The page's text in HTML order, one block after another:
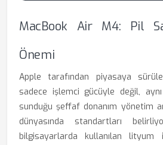
MacBook Air M4: Pil
Önemi
Apple tarafından piyasaya
sadece işlemci gücüyle değil, aynı
sunduğu şeffaf donanım yönetim
dünyasında standartları
bilgisayarlarda kullanılan